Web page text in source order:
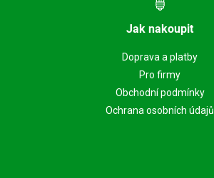
Jak nakoupit
Doprava a platby
Pro firmy
Obchodní podmínky
Ochrana osobních údajů